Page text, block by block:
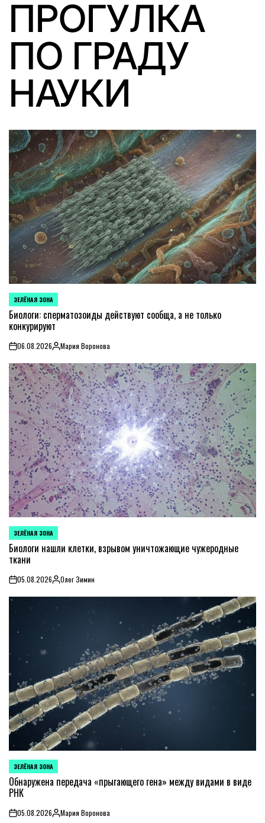
ПРОГУЛКА
ПО ГРАДУ
НАУКИ
POSTED
IN
ЗЕЛЁНАЯ ЗОНА
Биологи: сперматозоиды действуют сообща, а не только
конкурируют
on06.08.2026Posted
by
Мария Воронова
POSTED
IN
ЗЕЛЁНАЯ ЗОНА
Биологи нашли клетки, взрывом уничтожающие чужеродные
ткани
on05.08.2026Posted
by
Олег Зимин
POSTED
IN
ЗЕЛЁНАЯ ЗОНА
Обнаружена передача «прыгающего гена» между видами в виде
РНК
on05.08.2026PostedМария Воронова